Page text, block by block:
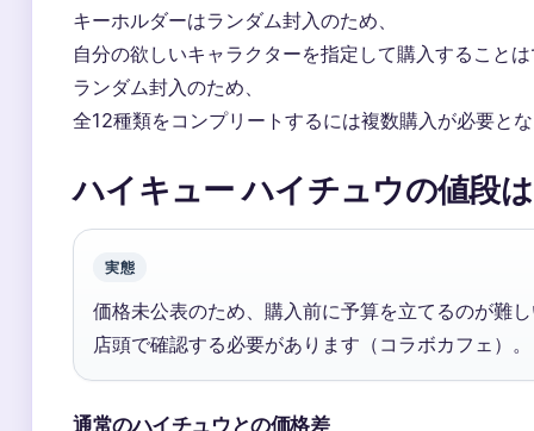
キーホルダーはランダム封入のため、
自分の欲しいキャラクターを指定して購入すること
ランダム封入のため、
全12種類をコンプリートするには複数購入が必要と
ハイキュー ハイチュウの値段
実態
価格未公表のため、購入前に予算を立てるのが難
店頭で確認する必要があります（コラボカフェ）。
通常のハイチュウとの価格差